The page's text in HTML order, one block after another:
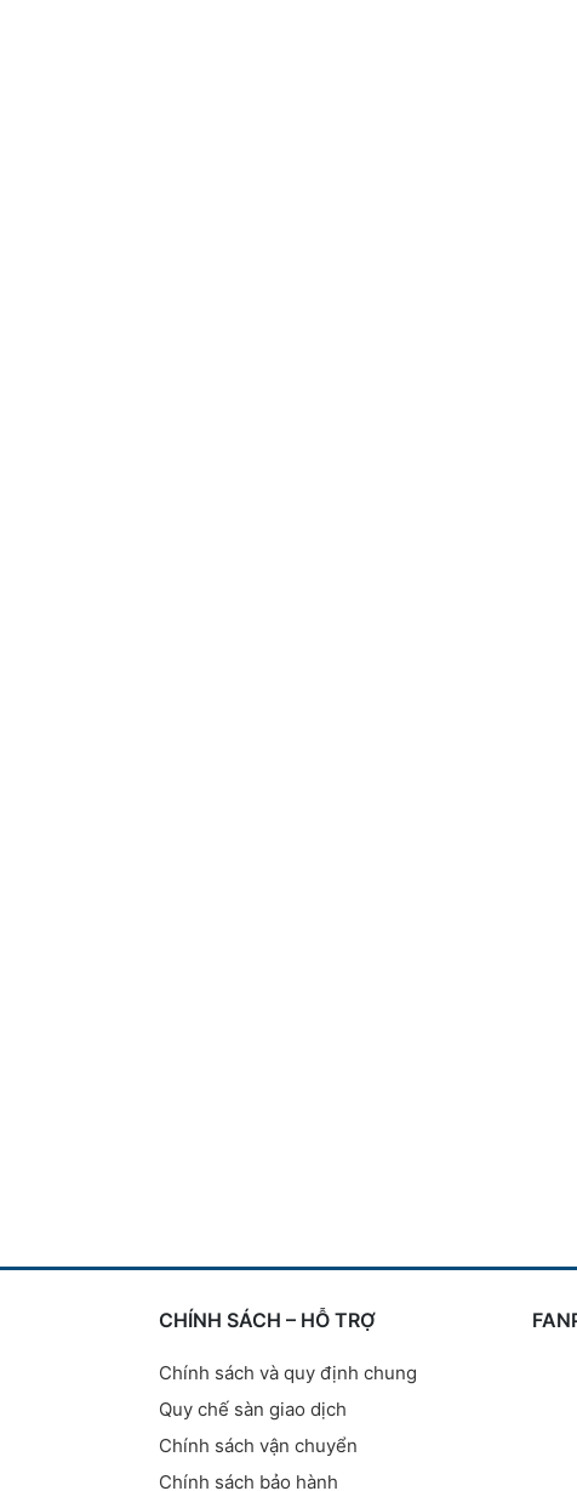
CHÍNH SÁCH – HỖ TRỢ
Chính sách và quy định chung
Quy chế sàn giao dịch
Chính sách vận chuyển
Chính sách bảo hành